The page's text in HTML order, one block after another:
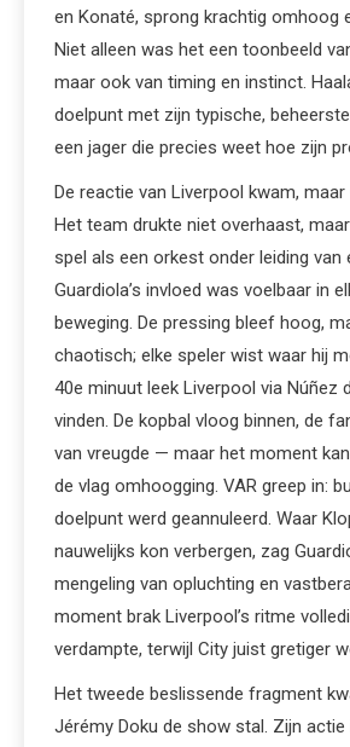
en Konaté, sprong krachtig omhoog
Niet alleen was het een toonbeeld
maar ook van timing en instinct.
doelpunt met zijn typische,
een jager die precies weet hoe zijn
De reactie van Liverpool kwam,
Het team drukte niet overhaast,
spel als een orkest onder leiding van
Guardiola’s invloed was voelbaar in
beweging. De pressing bleef hoog,
chaotisch; elke speler wist waar hij
40e minuut leek Liverpool via Núñez
vinden. De kopbal vloog binnen, de
van vreugde — maar het moment
de vlag omhoogging. VAR greep in:
doelpunt werd geannuleerd. Waar
nauwelijks kon verbergen, zag
mengeling van opluchting en
moment brak Liverpool’s ritme
verdampte, terwijl City juist gretiger
Het tweede beslissende fragment
Jérémy Doku de show stal. Zijn